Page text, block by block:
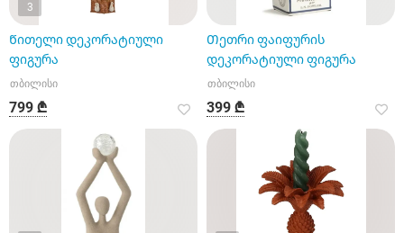
3
Წითელი დეკორატიული
ფიგურა
თბილისი
799 ₾
Თეთრი ფაიფურის
დეკორატიული ფიგურა
თბილისი
399 ₾